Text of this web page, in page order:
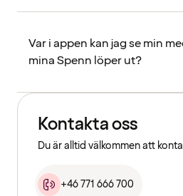
Var i appen kan jag se min
mina Spenn löper ut?
Kontakta oss
Du är alltid välkommen att
+46 771 666 700